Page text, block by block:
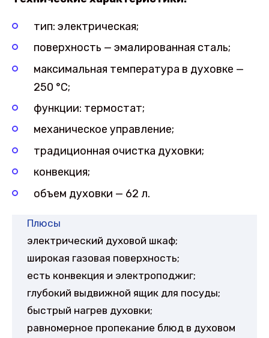
тип: электрическая;
поверхность — эмалированная сталь;
максимальная температура в духовке —
250 °C;
функции: термостат;
механическое управление;
традиционная очистка духовки;
конвекция;
объем духовки — 62 л.
Плюсы
электрический духовой шкаф;
широкая газовая поверхность;
есть конвекция и электроподжиг;
глубокий выдвижной ящик для посуды;
быстрый нагрев духовки;
равномерное пропекание блюд в духовом